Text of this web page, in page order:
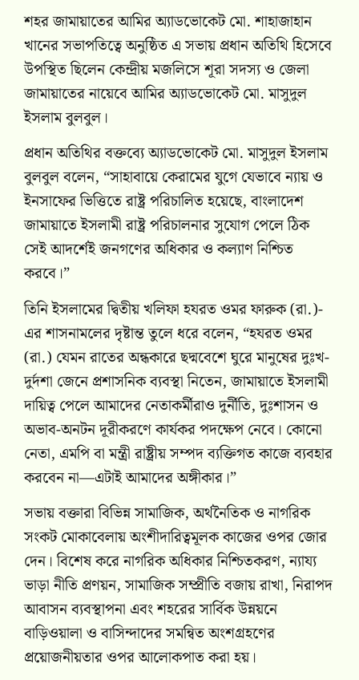
শহর জামায়াতের আমির অ্যাডভোকেট মো. শাহাজাহান
খানের সভাপতিত্বে অনুষ্ঠিত এ সভায় প্রধান অতিথি হিসেবে
উপস্থিত ছিলেন কেন্দ্রীয় মজলিসে শূরা সদস্য ও জেলা
জামায়াতের নায়েবে আমির অ্যাডভোকেট মো. মাসুদুল
ইসলাম বুলবুল।
প্রধান অতিথির বক্তব্যে অ্যাডভোকেট মো. মাসুদুল ইসলাম
বুলবুল বলেন, “সাহাবায়ে কেরামের যুগে যেভাবে ন্যায় ও
ইনসাফের ভিত্তিতে রাষ্ট্র পরিচালিত হয়েছে, বাংলাদেশ
জামায়াতে ইসলামী রাষ্ট্র পরিচালনার সুযোগ পেলে ঠিক
সেই আদর্শেই জনগণের অধিকার ও কল্যাণ নিশ্চিত
করবে।”
তিনি ইসলামের দ্বিতীয় খলিফা হযরত ওমর ফারুক (রা.)-
এর শাসনামলের দৃষ্টান্ত তুলে ধরে বলেন, “হযরত ওমর
(রা.) যেমন রাতের অন্ধকারে ছদ্মবেশে ঘুরে মানুষের দুঃখ-
দুর্দশা জেনে প্রশাসনিক ব্যবস্থা নিতেন, জামায়াতে ইসলামী
দায়িত্ব পেলে আমাদের নেতাকর্মীরাও দুর্নীতি, দুঃশাসন ও
অভাব-অনটন দূরীকরণে কার্যকর পদক্ষেপ নেবে। কোনো
নেতা, এমপি বা মন্ত্রী রাষ্ট্রীয় সম্পদ ব্যক্তিগত কাজে ব্যবহার
করবেন না—এটাই আমাদের অঙ্গীকার।”
সভায় বক্তারা বিভিন্ন সামাজিক, অর্থনৈতিক ও নাগরিক
সংকট মোকাবেলায় অংশীদারিত্বমূলক কাজের ওপর জোর
দেন। বিশেষ করে নাগরিক অধিকার নিশ্চিতকরণ, ন্যায্য
ভাড়া নীতি প্রণয়ন, সামাজিক সম্প্রীতি বজায় রাখা, নিরাপদ
আবাসন ব্যবস্থাপনা এবং শহরের সার্বিক উন্নয়নে
বাড়িওয়ালা ও বাসিন্দাদের সমন্বিত অংশগ্রহণের
প্রয়োজনীয়তার ওপর আলোকপাত করা হয়।